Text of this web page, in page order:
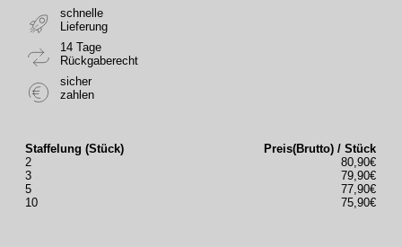
schnelle
Lieferung
14 Tage
Rückgaberecht
sicher
zahlen
Staffelung (Stück)
Preis(Brutto) / Stück
2
80,90€
3
79,90€
5
77,90€
10
75,90€